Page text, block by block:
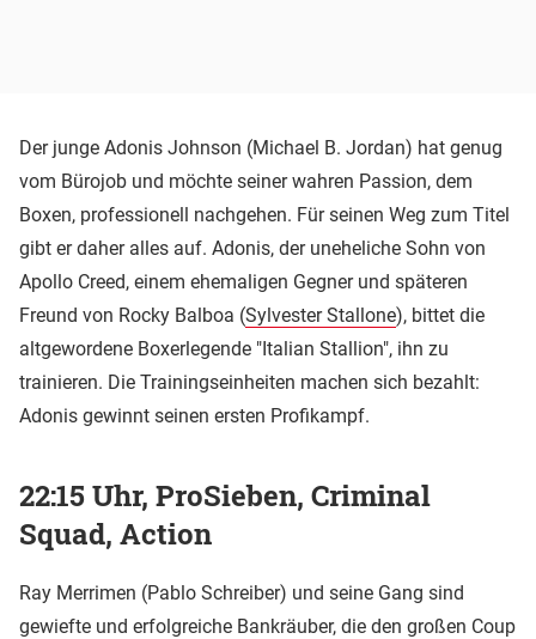
Der junge Adonis Johnson (Michael B. Jordan) hat genug
vom Bürojob und möchte seiner wahren Passion, dem
Boxen, professionell nachgehen. Für seinen Weg zum Titel
gibt er daher alles auf. Adonis, der uneheliche Sohn von
Apollo Creed, einem ehemaligen Gegner und späteren
Freund von Rocky Balboa (Sylvester Stallone), bittet die
altgewordene Boxerlegende "Italian Stallion", ihn zu
trainieren. Die Trainingseinheiten machen sich bezahlt:
Adonis gewinnt seinen ersten Profikampf.
22:15 Uhr, ProSieben, Criminal
Squad, Action
Ray Merrimen (Pablo Schreiber) und seine Gang sind
gewiefte und erfolgreiche Bankräuber, die den großen Coup